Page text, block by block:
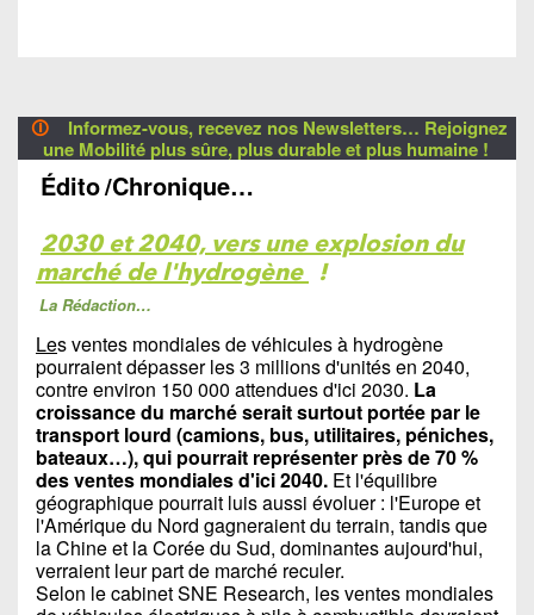
🛈
Informez-vous, recevez nos Newsletters… Rejoignez
une Mobilité plus sûre, plus durable et plus humaine !
Édito/Chronique…
2030 et 2040, vers une explosion du
marché de l'hydrogène !
La Rédaction…
Les ventes mondiales de véhicules à hydrogène
pourraient dépasser les 3 millions d'unités en 2040,
contre environ 150 000 attendues d'ici 2030. La
croissance du marché serait surtout portée par le
transport lourd (camions, bus, utilitaires, péniches,
bateaux…), qui pourrait représenter près de 70 %
des ventes mondiales d'ici 2040. Et l'équilibre
géographique pourrait luis aussi évoluer : l'Europe et
l'Amérique du Nord gagneraient du terrain, tandis que
la Chine et la Corée du Sud, dominantes aujourd'hui,
verraient leur part de marché reculer.
Selon le cabinet SNE Research, les ventes mondiales